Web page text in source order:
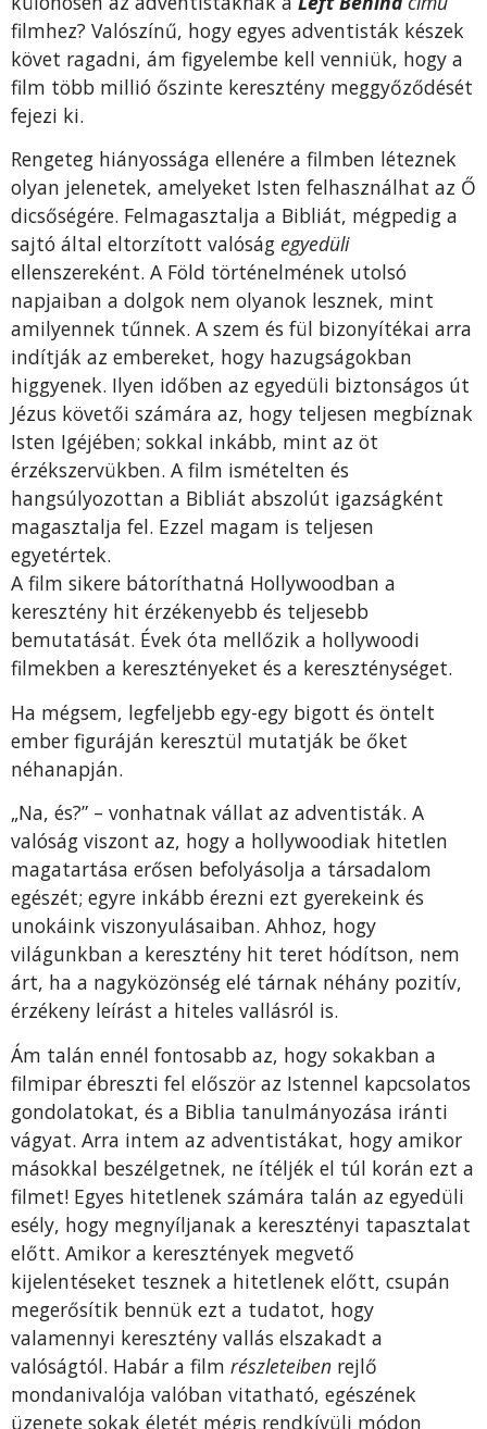
filmhez? Valószínű, hogy egyes adventisták készek
követ ragadni, ám figyelembe kell venniük, hogy a
film több millió őszinte keresztény meggyőződését
fejezi ki.
Rengeteg hiányossága ellenére a filmben léteznek
olyan jelenetek, amelyeket Isten felhasználhat az Ő
dicsőségére. Felmagasztalja a Bibliát, mégpedig a
sajtó által eltorzított valóság egyedüli
ellenszereként. A Föld történelmének utolsó
napjaiban a dolgok nem olyanok lesznek, mint
amilyennek tűnnek. A szem és fül bizonyítékai arra
indítják az embereket, hogy hazugságokban
higgyenek. Ilyen időben az egyedüli biztonságos út
Jézus követői számára az, hogy teljesen megbíznak
Isten Igéjében; sokkal inkább, mint az öt
érzékszervükben. A film ismételten és
hangsúlyozottan a Bibliát abszolút igazságként
magasztalja fel. Ezzel magam is teljesen
egyetértek.
A film sikere bátoríthatná Hollywoodban a
keresztény hit érzékenyebb és teljesebb
bemutatását. Évek óta mellőzik a hollywoodi
filmekben a keresztényeket és a kereszténységet.
Ha mégsem, legfeljebb egy-egy bigott és öntelt
ember figuráján keresztül mutatják be őket
néhanapján.
„Na, és?” – vonhatnak vállat az adventisták. A
valóság viszont az, hogy a hollywoodiak hitetlen
magatartása erősen befolyásolja a társadalom
egészét; egyre inkább érezni ezt gyerekeink és
unokáink viszonyulásaiban. Ahhoz, hogy
világunkban a keresztény hit teret hódítson, nem
árt, ha a nagyközönség elé tárnak néhány pozitív,
érzékeny leírást a hiteles vallásról is.
Ám talán ennél fontosabb az, hogy sokakban a
filmipar ébreszti fel először az Istennel kapcsolatos
gondolatokat, és a Biblia tanulmányozása iránti
vágyat. Arra intem az adventistákat, hogy amikor
másokkal beszélgetnek, ne ítéljék el túl korán ezt a
filmet! Egyes hitetlenek számára talán az egyedüli
esély, hogy megnyíljanak a keresztényi tapasztalat
előtt. Amikor a keresztények megvető
kijelentéseket tesznek a hitetlenek előtt, csupán
megerősítik bennük ezt a tudatot, hogy
valamennyi keresztény vallás elszakadt a
valóságtól. Habár a film részleteiben rejlő
mondanivalója valóban vitatható, egészének
üzenete sokak életét mégis rendkívüli módon